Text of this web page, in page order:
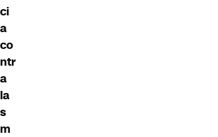
ci
a
co
ntr
a
la
s
m